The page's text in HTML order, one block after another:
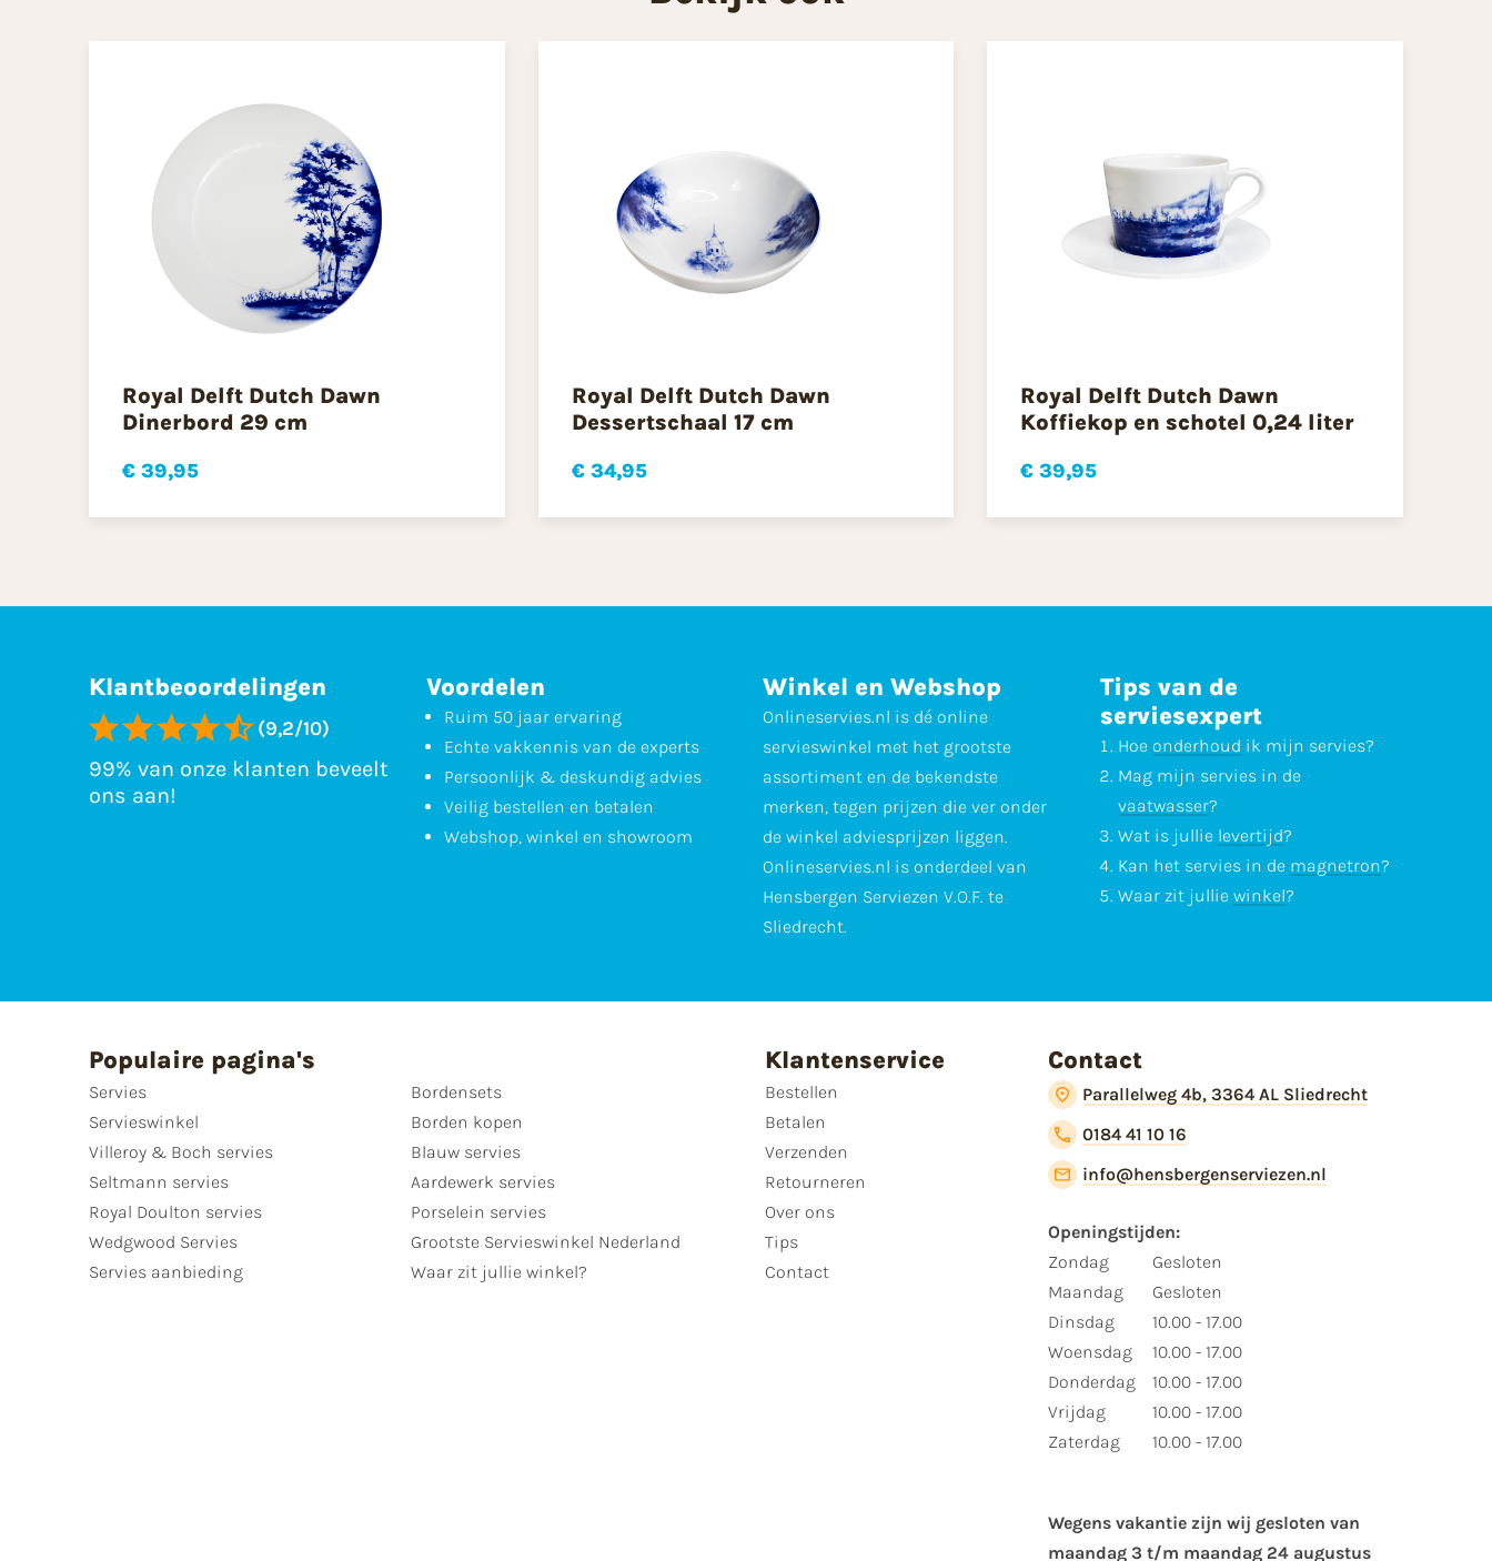
Royal Delft Dutch Dawn
Dinerbord 29 cm
€ 39,95
Royal Delft Dutch Dawn
Dessertschaal 17 cm
€ 34,95
Royal Delft Dutch Dawn
Koffiekop en schotel 0,24 liter
€ 39,95
Klantbeoordelingen
(9,2/10)
99% van onze klanten beveelt
ons aan!
Voordelen
Ruim 50 jaar ervaring
Echte vakkennis van de experts
Persoonlijk & deskundig advies
Veilig bestellen en betalen
Webshop, winkel en showroom
Winkel en Webshop
Onlineservies.nl is dé online
servieswinkel met het grootste
assortiment en de bekendste
merken, tegen prijzen die ver onder
de winkel adviesprijzen liggen.
Onlineservies.nl is onderdeel van
Hensbergen Serviezen V.O.F. te
Sliedrecht.
Tips van de
serviesexpert
Hoe onderhoud ik mijn servies?
Mag mijn servies in de
vaatwasser?
Wat is jullie levertijd?
Kan het servies in de magnetron?
Waar zit jullie winkel?
Populaire pagina's
Servies
Servieswinkel
Villeroy & Boch servies
Seltmann servies
Royal Doulton servies
Wedgwood Servies
Servies aanbieding
Bordensets
Borden kopen
Blauw servies
Aardewerk servies
Porselein servies
Grootste Servieswinkel Nederland
Waar zit jullie winkel?
Klantenservice
Bestellen
Betalen
Verzenden
Retourneren
Over ons
Tips
Contact
Contact
Parallelweg 4b, 3364 AL Sliedrecht
0184 41 10 16
info@hensbergenserviezen.nl
Openingstijden:
Zondag
Maandag
Dinsdag
Woensdag
Donderdag
Vrijdag
Zaterdag
Gesloten
Gesloten
10.00 - 17.00
10.00 - 17.00
10.00 - 17.00
10.00 - 17.00
10.00 - 17.00
Wegens vakantie zijn wij gesloten van ​
maandag 3 t/m maandag 24 augustus